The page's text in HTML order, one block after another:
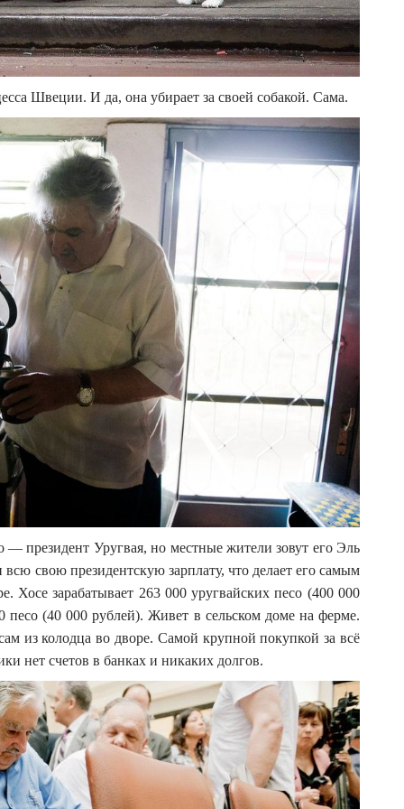
Швеции. И да, она убирает за своей собакой. Сама.
президент Уругвая, но местные жители зовут его Эль
свою президентскую зарплату, что делает его самым
зарабатывает 263 000 уругвайских песо (400 000
песо (40 000 рублей). Живет в сельском доме на ферме.
из колодца во дворе. Самой крупной покупкой за всё
нет счетов в банках и никаких долгов.